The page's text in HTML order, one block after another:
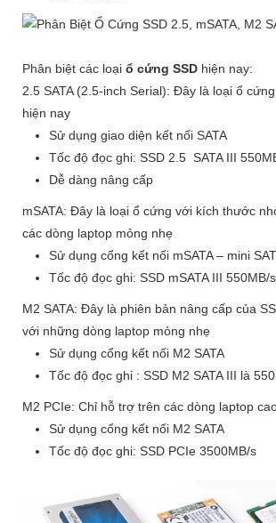
Phân biệt các loại ổ cứng SSD hiện nay:
2.5 SATA (2.5-inch Serial): Đây là loại ổ
hiện nay
Sử dụng giao diện kết nối SATA
Tốc độ đọc ghi: SSD 2.5 SATA III
Dễ dàng nâng cấp
mSATA: Đây là loại ổ cứng với kích thước
các dòng laptop mỏng nhẹ
Sử dụng cổng kết nối mSATA – mini
Tốc độ đọc ghi: SSD mSATA III 550MB/s
M2 SATA: Đây là phiên bản nâng cấp của
với những dòng laptop mỏng nhẹ
Sử dụng cổng kết nối M2 SATA
Tốc độ đọc ghi : SSD M2 SATA III là
M2 PCIe: Chỉ hỗ trợ trên các dòng laptop
Sử dụng cổng kết nối M2 SATA
Tốc độ đọc ghi: SSD PCIe 3500MB/s